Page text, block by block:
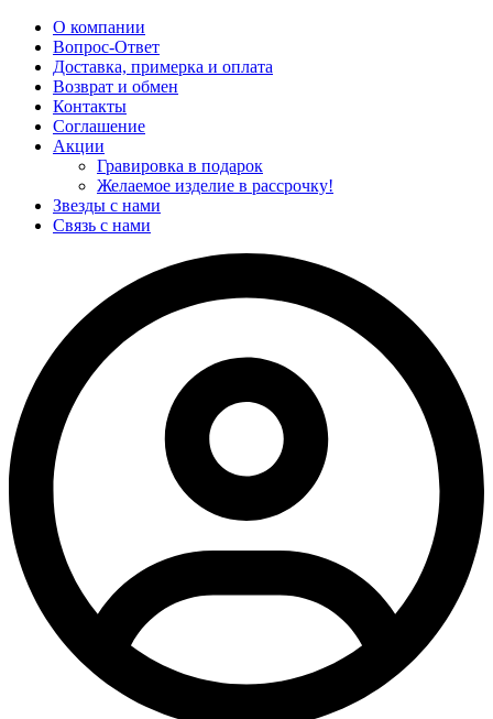
О компании
Вопрос-Ответ
Доставка, примерка и оплата
Возврат и обмен
Контакты
Соглашение
Акции
Гравировка в подарок
Желаемое изделие в рассрочку!
Звезды с нами
Связь с нами